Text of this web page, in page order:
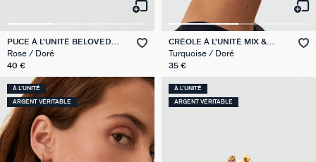
PUCE À L'UNITÉ BELOVED
MIX & MATCH
Rose / Doré
40 €
CRÉOLE À L'UNITÉ MIX &
MATCH
Turquoise / Doré
35 €
À L'UNITÉ
ARGENT VÉRITABLE
À L'UNITÉ
ARGENT VÉRITABLE